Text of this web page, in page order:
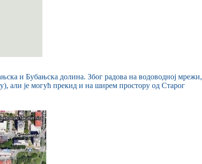
и Бубањска долина. Због радова на водоводној мрежи,
али је могућ прекид и на ширем простору од Старог